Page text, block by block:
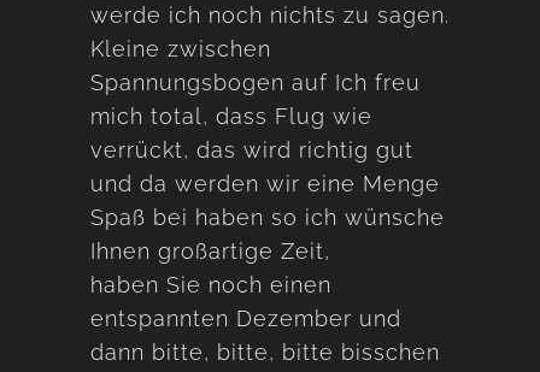
werde ich noch nichts zu sagen.
Kleine zwischen
Spannungsbogen auf Ich freu
mich total, dass Flug wie
verrückt, das wird richtig gut
und da werden wir eine Menge
Spaß bei haben so ich wünsche
Ihnen großartige Zeit,
haben Sie noch einen
entspannten Dezember und
dann bitte, bitte, bitte bisschen